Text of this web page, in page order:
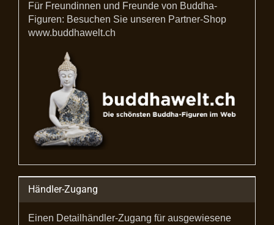
Für Freundinnen und Freunde von Buddha-
Figuren: Besuchen Sie unseren Partner-Shop
www.buddhawelt.ch
Händler-Zugang
Einen Detailhändler-Zugang für ausgewiesene